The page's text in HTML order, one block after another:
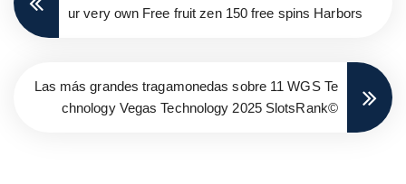
ur very own Free fruit zen 150 free spins Harbors
Las más grandes tragamonedas sobre 11 WGS Te
chnology Vegas Technology 2025 SlotsRank©